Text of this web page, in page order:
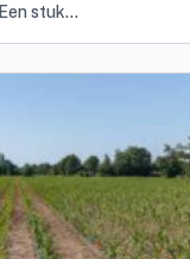
stuk…